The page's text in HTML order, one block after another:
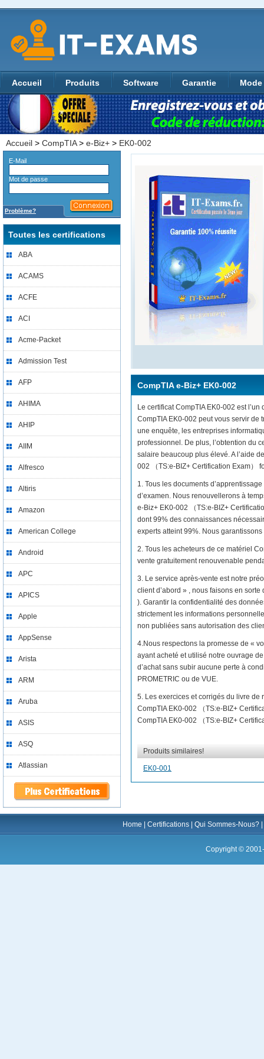
Accueil Produits Software Garantie
Accueil > CompTIA> e-Biz+ > EK0-002
E-Mail
Mot de passe
Problème?
Toutes les certifications
ABA
ACAMS
ACFE
ACI
Acme-Packet
Admission Test
AFP
AHIMA
AHIP
AIIM
Alfresco
Altiris
Amazon
American College
Android
APC
APICS
Apple
AppSense
Arista
ARM
Aruba
ASIS
ASQ
Atlassian
CompTIA e-Biz+ EK0-002
Le certificat CompTIA EK0-002 est
CompTIA EK0-002 peut vous servir
une enquête, les entreprises
professionnel. De plus, l’obtention du
salaire beaucoup plus élevé. A l’aide
002 （TS:e-BIZ+ Certification Exam）
1. Tous les documents
d’examen. Nous renouvellerons à
e-Biz+ EK0-002 （TS:e-BIZ+
dont 99% des connaissances
experts atteint 99%. Nous
2. Tous les acheteurs de ce matériel
vente gratuitement renouvenable
3. Le service après-vente est notre
client d’abord » , nous faisons en
). Garantir la confidentialité des
strictement les informations
non publiées sans autorisation des
4.Nous respectons la promesse de «
ayant acheté et utilisé notre ouvrage
d’achat sans subir aucune perte à
PROMETRIC ou de VUE.
5. Les exercices et corrigés du livre de
CompTIA EK0-002 （TS:e-BIZ+
CompTIA EK0-002 （TS:e-BIZ+
Produits similaires!
EK0-001
Home Certifications Qui Sommes-Nous?
Copyright ©